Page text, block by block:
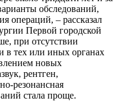
обследований,
операций, – рассказал
Первой городской
при отсутствии
в тех или иных органах
новых
рентген,
резонансная
стала проще.